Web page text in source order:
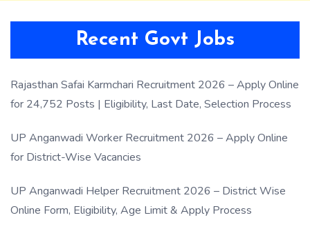
Recent Govt Jobs
Rajasthan Safai Karmchari Recruitment 2026 – Apply Online
for 24,752 Posts | Eligibility, Last Date, Selection Process
UP Anganwadi Worker Recruitment 2026 – Apply Online
for District-Wise Vacancies
UP Anganwadi Helper Recruitment 2026 – District Wise
Online Form, Eligibility, Age Limit & Apply Process